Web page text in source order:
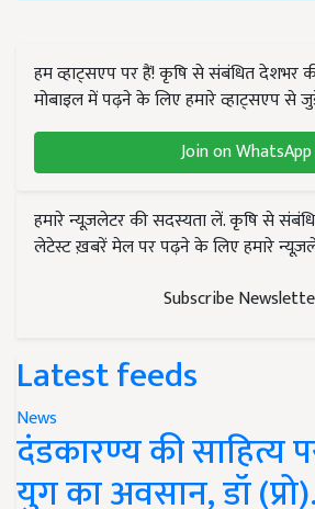
हम व्हाट्सएप पर हैं! कृषि से संबंधित देशभर
मोबाइल में पढ़ने के लिए हमारे व्हाट्सएप से
Join on WhatsApp
हमारे न्यूज़लेटर की सदस्यता लें. कृषि से
लेटेस्ट ख़बरें मेल पर पढ़ने के लिए हमारे
Subscribe
Latest feeds
News
दंडकारण्य की साहित्य
युग का अवसान, डॉ